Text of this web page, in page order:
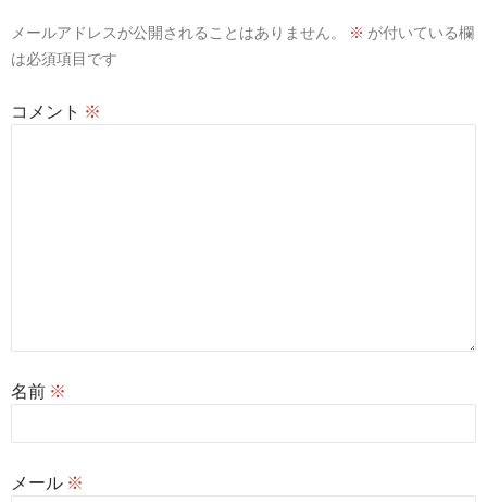
ー
ョ
メールアドレスが公開されることはありません。 ※ が付いている欄
は必須項目です
コメント ※
名前 ※
メール ※